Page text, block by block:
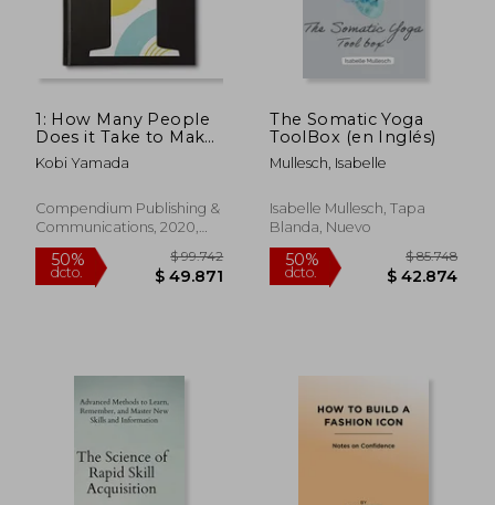
Rápido
1: How Many People
Does it Take to Make
a Difference? (en
Inglés)
Kobi Yamada
Compendium Publishing &
Communications, 2020,
Tapa Dura, Nuevo
The Somatic Yoga
ToolBox (en Inglés)
Mullesch, Isabelle
Isabelle Mullesch, Tapa
Blanda, Nuevo